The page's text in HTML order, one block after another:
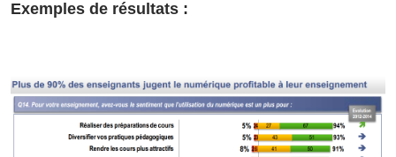
Exemples de résultats :